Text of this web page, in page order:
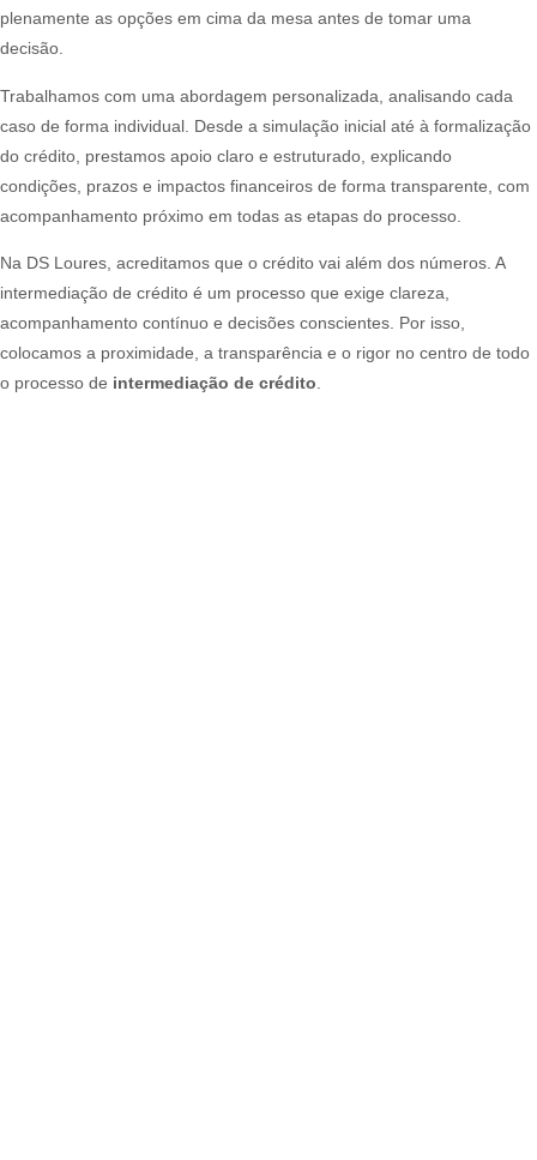
plenamente as opções em cima da mesa antes de tomar uma
decisão.
Trabalhamos com uma abordagem personalizada, analisando cada
caso de forma individual. Desde a simulação inicial até à formalização
do crédito, prestamos apoio claro e estruturado, explicando
condições, prazos e impactos financeiros de forma transparente, com
acompanhamento próximo em todas as etapas do processo.
Na DS Loures, acreditamos que o crédito vai além dos números. A
intermediação de crédito é um processo que exige clareza,
acompanhamento contínuo e decisões conscientes. Por isso,
colocamos a proximidade, a transparência e o rigor no centro de todo
o processo de intermediação de crédito